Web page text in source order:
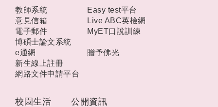
校園生活 公開資訊
教師系統
意見信箱
電子郵件
博碩士論文系統
e通網
新生線上註冊
網路文件申請平台
Easy test平台
Live ABC英檢網
MyET口說訓練
贈予佛光